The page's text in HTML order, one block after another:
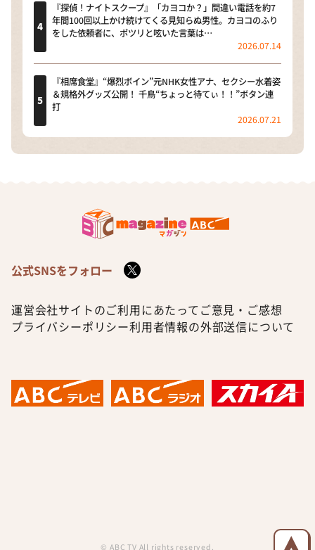
『探偵！ナイトスクープ』「カヨコか？」間違い電話を約7
年間100回以上かけ続けてくる見知らぬ男性。カヨコのふり
をした依頼者に、ポツリと呟いた言葉は…
2026.07.14
『相席食堂』“爆烈ボイン”元NHK女性アナ、セクシー水着姿
＆規格外グッズ公開！ 千鳥“ちょっと待てぃ！！”ボタン連
打
2026.07.21
公式SNSをフォロー
運営会社サイトのご利用にあたって ご意見・ご感想
プライバシーポリシー利用者情報の外部送信について
© ABC TV All rights reserved.